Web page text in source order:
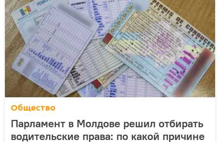
Общество
Парламент в Молдове решил отбирать
водительские права: по какой причине